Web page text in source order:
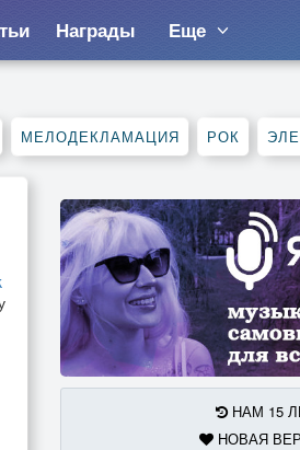
Награды Еще
МЕЛОДЕКЛАМАЦИЯ РОК
НАМ 15
НОВАЯ